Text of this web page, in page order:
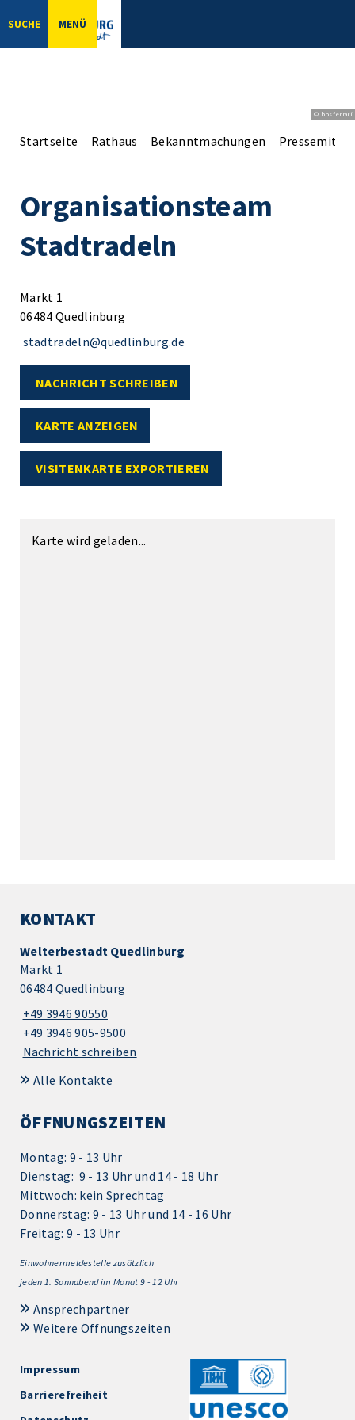
SUCHE MENÜ
© bbsferrari
Startseite Rathaus Bekanntmachungen
Organisationsteam
Stadtradeln
Markt 1
06484 Quedlinburg
stadtradeln@quedlinburg.de
NACHRICHT SCHREIBEN
KARTE ANZEIGEN
VISITENKARTE EXPORTIEREN
Karte wird geladen...
KONTAKT
Welterbestadt Quedlinburg
Markt 1
06484 Quedlinburg
+49 3946 90550
+49 3946 905-9500
Nachricht schreiben
Alle Kontakte
ÖFFNUNGSZEITEN
Montag: 9 - 13 Uhr
Dienstag: 9 - 13 Uhr und 14 - 18 Uhr
Mittwoch: kein Sprechtag
Donnerstag: 9 - 13 Uhr und 14 - 16 Uhr
Freitag: 9 - 13 Uhr
Einwohnermeldestelle zusätzlich
jeden 1. Sonnabend im Monat 9 - 12 Uhr
Ansprechpartner
Weitere Öffnungszeiten
Impressum
Barrierefreiheit